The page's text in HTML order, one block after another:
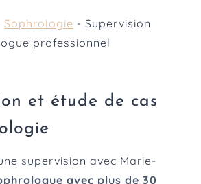
Sophrologie - Supervision
professionnel
et étude de cas
supervision avec Marie-
avec plus de 30